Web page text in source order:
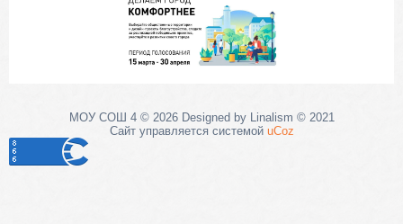
МОУ СОШ 4 © 2026 Designed by Linalism © 2021
Сайт управляется системой uCoz